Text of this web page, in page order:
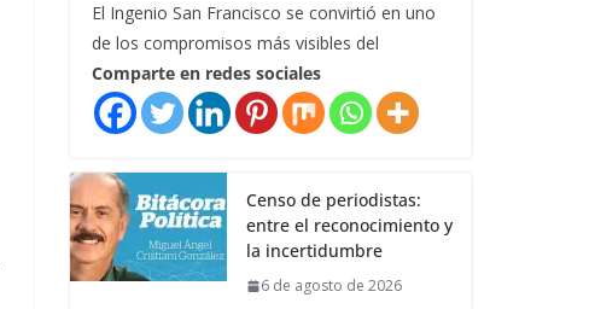
El Ingenio San Francisco se convirtió en uno
de los compromisos más visibles del
Comparte en redes sociales
Censo de periodistas:
entre el reconocimiento y
la incertidumbre
6 de agosto de 2026